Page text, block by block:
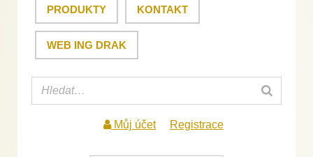
PRODUKTY KONTAKT
WEB ING DRAK
Můj účet Registrace